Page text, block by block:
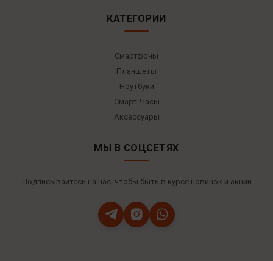
КАТЕГОРИИ
Смартфоны
Планшеты
Ноутбуки
Смарт-Часы
Аксессуары
МЫ В СОЦСЕТЯХ
Подписывайтесь на нас, чтобы быть в курсе новинок и акций